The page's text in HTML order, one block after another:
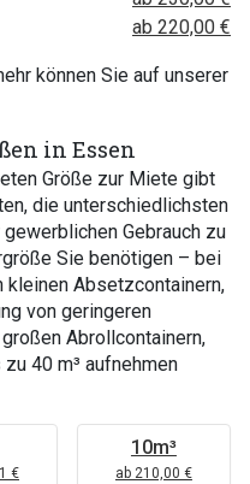
ab 220,00 €
können Sie auf unserer
in Essen
Größe zur Miete gibt
die unterschiedlichsten
Gebrauch zu
Sie benötigen – bei
kleinen Absetzcontainern,
von geringeren
Abrollcontainern,
40 m³ aufnehmen
€
10m³
ab 210,00 €